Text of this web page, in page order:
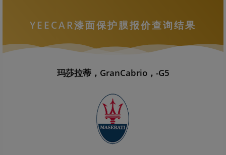
YEECAR漆面保护膜报价查询结果
玛莎拉蒂，GranCabrio，-G5